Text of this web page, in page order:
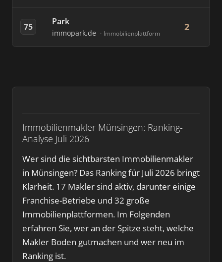
Immobilienmakler Münsingen: Ranking-
Analyse Juli 2026
Wer sind die sichtbarsten Immobilienmakler
in Münsingen? Das Ranking für Juli 2026 bringt
Klarheit. 17 Makler sind aktiv, darunter einige
Franchise-Betriebe und 32 große
Immobilienplattformen. Im Folgenden
erfahren Sie, wer an der Spitze steht, welche
Makler Boden gutmachen und wer neu im
Ranking ist.
75 Park
immopark.de Immobilienplattform
2